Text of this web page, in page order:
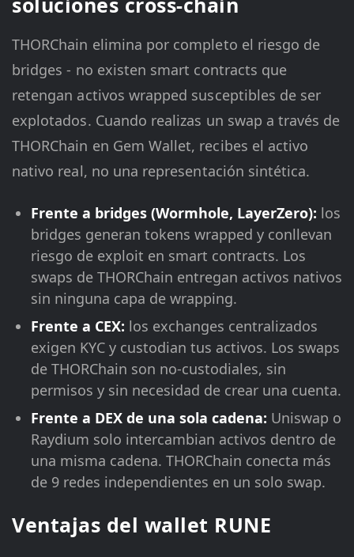
THORChain elimina por completo el riesgo de
bridges - no existen smart contracts que
retengan activos wrapped susceptibles de ser
explotados. Cuando realizas un swap a través de
THORChain en Gem Wallet, recibes el activo
nativo real, no una representación sintética.
Frente a bridges (Wormhole, LayerZero): los
bridges generan tokens wrapped y conllevan
riesgo de exploit en smart contracts. Los
swaps de THORChain entregan activos nativos
sin ninguna capa de wrapping.
Frente a CEX: los exchanges centralizados
exigen KYC y custodian tus activos. Los swaps
de THORChain son no-custodiales, sin
permisos y sin necesidad de crear una cuenta.
Frente a DEX de una sola cadena: Uniswap o
Raydium solo intercambian activos dentro de
una misma cadena. THORChain conecta más
de 9 redes independientes en un solo swap.
Ventajas del wallet RUNE